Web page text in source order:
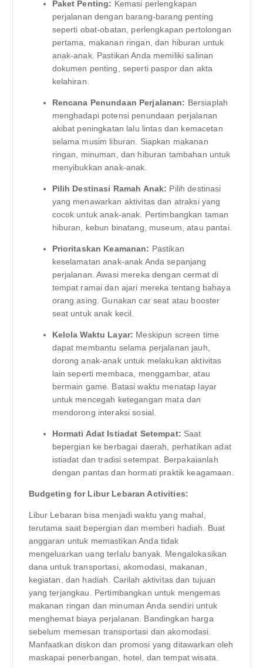
Paket Penting: Kemasi perlengkapan
perjalanan dengan barang-barang penting
seperti obat-obatan, perlengkapan pertolongan
pertama, makanan ringan, dan hiburan untuk
anak-anak. Pastikan Anda memiliki salinan
dokumen penting, seperti paspor dan akta
kelahiran.
Rencana Penundaan Perjalanan: Bersiaplah
menghadapi potensi penundaan perjalanan
akibat peningkatan lalu lintas dan kemacetan
selama musim liburan. Siapkan makanan
ringan, minuman, dan hiburan tambahan untuk
menyibukkan anak-anak.
Pilih Destinasi Ramah Anak: Pilih destinasi
yang menawarkan aktivitas dan atraksi yang
cocok untuk anak-anak. Pertimbangkan taman
hiburan, kebun binatang, museum, atau pantai.
Prioritaskan Keamanan: Pastikan
keselamatan anak-anak Anda sepanjang
perjalanan. Awasi mereka dengan cermat di
tempat ramai dan ajari mereka tentang bahaya
orang asing. Gunakan car seat atau booster
seat untuk anak kecil.
Kelola Waktu Layar: Meskipun screen time
dapat membantu selama perjalanan jauh,
dorong anak-anak untuk melakukan aktivitas
lain seperti membaca, menggambar, atau
bermain game. Batasi waktu menatap layar
untuk mencegah ketegangan mata dan
mendorong interaksi sosial.
Hormati Adat Istiadat Setempat: Saat
bepergian ke berbagai daerah, perhatikan adat
istiadat dan tradisi setempat. Berpakaianlah
dengan pantas dan hormati praktik keagamaan.
Budgeting for Libur Lebaran Activities:
Libur Lebaran bisa menjadi waktu yang mahal,
terutama saat bepergian dan memberi hadiah. Buat
anggaran untuk memastikan Anda tidak
mengeluarkan uang terlalu banyak. Mengalokasikan
dana untuk transportasi, akomodasi, makanan,
kegiatan, dan hadiah. Carilah aktivitas dan tujuan
yang terjangkau. Pertimbangkan untuk mengemas
makanan ringan dan minuman Anda sendiri untuk
menghemat biaya perjalanan. Bandingkan harga
sebelum memesan transportasi dan akomodasi.
Manfaatkan diskon dan promosi yang ditawarkan oleh
maskapai penerbangan, hotel, dan tempat wisata.